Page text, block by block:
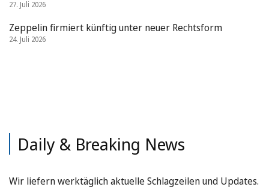
27. Juli 2026
Zeppelin firmiert künftig unter neuer Rechtsform
24. Juli 2026
Daily & Breaking News
Wir liefern werktäglich aktuelle Schlagzeilen und Updates.